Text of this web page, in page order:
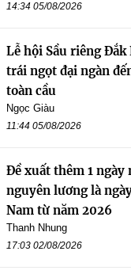
14:34 05/08/2026
Lễ hội Sầu riêng
trái ngọt đại ngàn
toàn cầu
Ngọc Giàu
11:44 05/08/2026
Đề xuất thêm 1 ngày
nguyên lương là
Nam từ năm 2026
Thanh Nhung
17:03 02/08/2026